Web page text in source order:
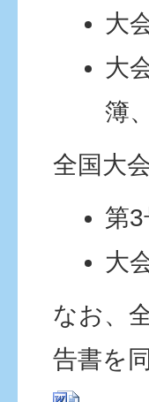
大
大
簿
全国大
第
大
なお、
告書を